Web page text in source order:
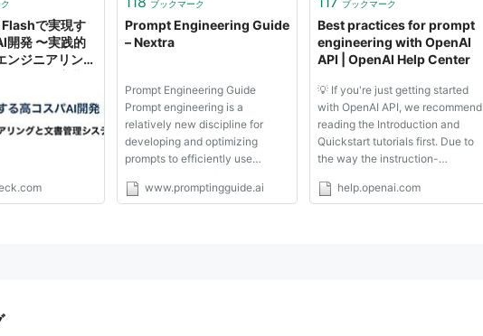
で実現す
開発 〜実践的
ンジニアリング
ブックマーク
Prompt Engineering Guide
– Nextra
Prompt Engineering Guide
Prompt engineering is a
relatively new discipline for
developing and optimizing
prompts to efficiently use
wide variety of applications and
www.promptingguide.ai
ブックマーク
Best practices for prompt
engineering with OpenAI
API | OpenAI Help Center
💡 If you're just getting started
with OpenAI API, we recommend
reading the Introduction and
Quickstart tutorials first. Due to
the way the instruction-
the data they are trained on,
help.openai.com